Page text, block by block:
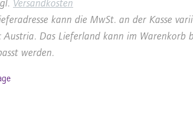
Versandkosten
kann die MwSt. an der Kasse
Austria. Das Lieferland kann im Warenkorb
werden.